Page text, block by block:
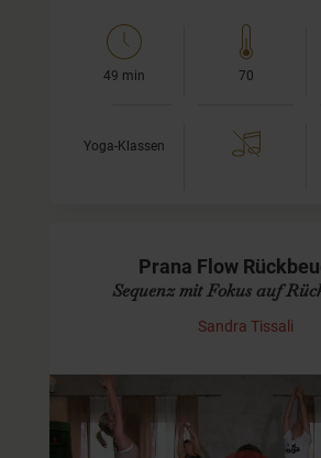
49 min 70
Yoga-Klassen
Prana Flow
Sequenz mit Fokus auf
Sandra Tissali